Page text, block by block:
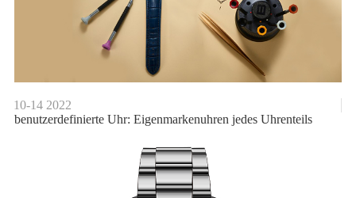
10-14 2022
benutzerdefinierte Uhr: Eigenmarkenuhren jedes Uhrenteils